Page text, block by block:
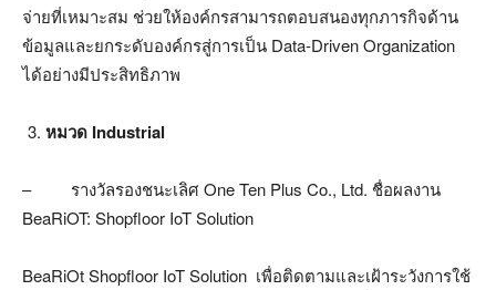
จ่ายที่เหมาะสม ช่วยให้องค์กรสามารถตอบสนองทุกภารกิจด้าน
ข้อมูลและยกระดับองค์กรสู่การเป็น Data-Driven Organization
ได้อย่างมีประสิทธิภาพ
หมวด Industrial
– รางวัลรองชนะเลิศ One Ten Plus Co., Ltd. ชื่อผลงาน
BeaRiOT: Shopfloor IoT Solution
BeaRiOt Shopfloor IoT Solution เพื่อติดตามและเฝ้าระวังการใช้